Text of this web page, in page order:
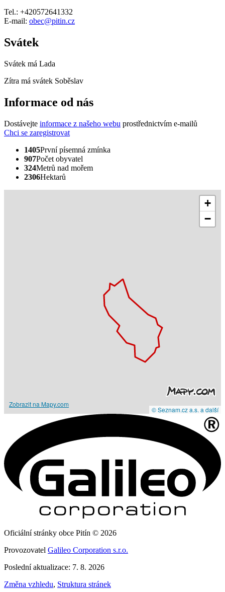
Tel.: +420572641332
E-mail: obec@pitin.cz
Svátek
Svátek má Lada
Zítra má svátek Soběslav
Informace od nás
Dostávejte informace z našeho webu prostřednictvím e-mailů
Chci se zaregistrovat
1405První písemná zmínka
907Počet obyvatel
324Metrů nad mořem
2306Hektarů
+
−
Zobrazit na Mapy.com
© Seznam.cz a.s. a další
Oficiální stránky obce Pitín © 2026
Provozovatel Galileo Corporation s.r.o.
Poslední aktualizace: 7. 8. 2026
Změna vzhledu, Struktura stránek